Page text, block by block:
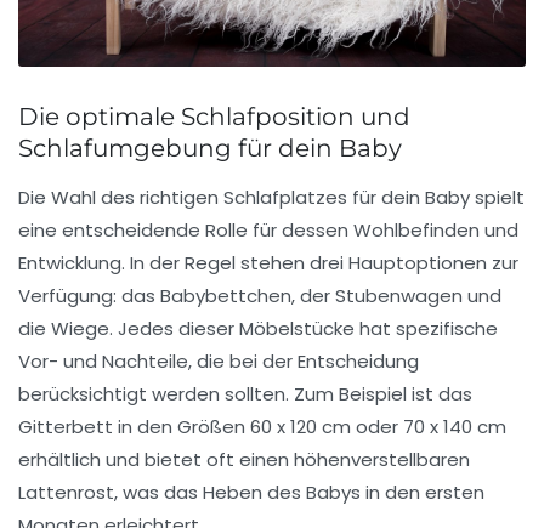
Die optimale Schlafposition und
Schlafumgebung für dein Baby
Die Wahl des richtigen Schlafplatzes für dein Baby spielt
eine entscheidende Rolle für dessen Wohlbefinden und
Entwicklung. In der Regel stehen drei Hauptoptionen zur
Verfügung: das Babybettchen, derStubenwagen und
die Wiege. Jedes dieser Möbelstücke hat spezifische
Vor- und Nachteile, die bei der Entscheidung
berücksichtigt werden sollten. Zum Beispiel ist das
Gitterbett in den Größen 60 x 120 cm oder 70 x 140 cm
erhältlich und bietet oft einen höhenverstellbaren
Lattenrost, was das Heben des Babys in den ersten